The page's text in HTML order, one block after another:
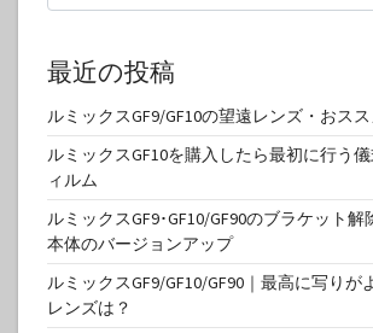
最近の投稿
ルミックスGF9/GF10の望遠レンズ・おス
ルミックスGF10を購入したら最初に行う
ィルム
ルミックスGF9･GF10/GF90のブラケット
本体のバージョンアップ
ルミックスGF9/GF10/GF90｜最高に写りが
レンズは？